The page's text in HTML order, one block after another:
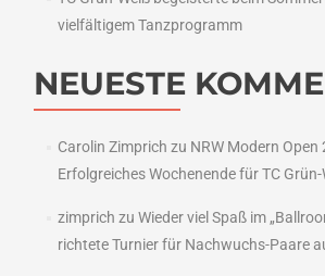
vielfältigem Tanzprogramm
NEUESTE
Carolin Zimprich zu NRW Modern Open
Erfolgreiches Wochenende für TC
zimprich zu Wieder viel Spaß im
richtete Turnier für Nachwuchs-Paare